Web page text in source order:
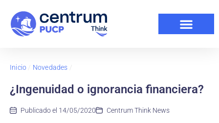
Inicio / Novedades /
¿Ingenuidad o ignorancia financiera?
Publicado el 14/05/2020 Centrum Think News